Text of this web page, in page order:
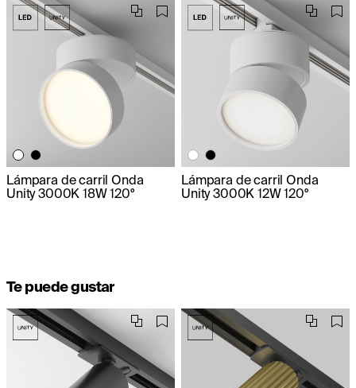
Lámpara de carril Onda
Unity 3000K 18W 120°
Lámpara de carril Onda
Unity 3000K 12W 120°
Te puede gustar